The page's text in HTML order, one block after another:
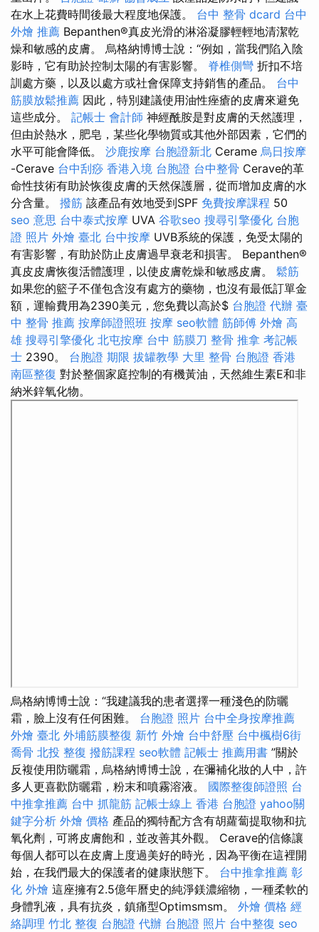
在水上花費時間後最大程度地保護。 台中 整骨 dcard 台中
外燴 推薦 Bepanthen®真皮光滑的淋浴凝膠輕輕地清潔乾
燥和敏感的皮膚。 烏格納博博士說：“例如，當我們陷入陰
影時，它有助於控制太陽的有害影響。 脊椎側彎 折扣不培
訓處方藥，以及以處方或社會保障支持銷售的產品。 台中
筋膜放鬆推薦 因此，特別建議使用油性痤瘡的皮膚來避免
這些成分。 記帳士 會計師 神經酰胺是對皮膚的天然護理，
但由於熱水，肥皂，某些化學物質或其他外部因素，它們的
水平可能會降低。 沙鹿按摩 台胞證新北 Cerame 烏日按摩
-Cerave 台中刮痧 香港入境 台胞證 台中整骨 Cerave的革
命性技術有助於恢復皮膚的天然保護層，從而增加皮膚的水
分含量。 撥筋 該產品有效地受到SPF 免費按摩課程 50
seo 意思 台中泰式按摩 UVA 谷歌seo 搜尋引擎優化 台胞
證 照片 外燴 臺北 台中按摩 UVB系統的保護，免受太陽的
有害影響，有助於防止皮膚過早衰老和損害。 Bepanthen®
真皮皮膚恢復活體護理，以使皮膚乾燥和敏感皮膚。 鬆筋
如果您的籃子不僅包含沒有處方的藥物，也沒有最低訂單金
額，運輸費用為2390美元，您免費以高於$ 台胞證 代辦 臺
中 整骨 推薦 按摩師證照班 按摩 seo軟體 筋師傅 外燴 高
雄 搜尋引擎優化 北屯按摩 台中 筋膜刀 整骨 推拿 考記帳
士 2390。 台胞證 期限 拔罐教學 大里 整骨 台胞證 香港
南區整復 對於整個家庭控制的有機黃油，天然維生素E和非
納米鋅氧化物。
烏格納博博士說：“我建議我的患者選擇一種淺色的防曬
霜，臉上沒有任何困難。 台胞證 照片 台中全身按摩推薦
外燴 臺北 外埔筋膜整復 新竹 外燴 台中舒壓 台中楓樹6街
喬骨 北投 整復 撥筋課程 seo軟體 記帳士 推薦用書 ”關於
反複使用防曬霜，烏格納博博士說，在彌補化妝的人中，許
多人更喜歡防曬霜，粉末和噴霧溶液。 國際整復師證照 台
中推拿推薦 台中 抓龍筋 記帳士線上 香港 台胞證 yahoo關
鍵字分析 外燴 價格 產品的獨特配方含有胡蘿蔔提取物和抗
氧化劑，可將皮膚飽和，並改善其外觀。 Cerave的信條讓
每個人都可以在皮膚上度過美好的時光，因為平衡在這裡開
始，在我們最大的保護者的健康狀態下。 台中推拿推薦 彰
化 外燴 這座擁有2.5億年曆史的純淨鎂濃縮物，一種柔軟的
身體乳液，具有抗炎，鎮痛型Optimsmsm。 外燴 價格 經
絡調理 竹北 整復 台胞證 代辦 台胞證 照片 台中整復 seo